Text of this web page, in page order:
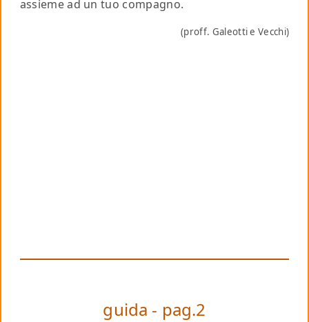
assieme ad un tuo compagno.
(proff. Galeotti e Vecchi)
guida - pag.2